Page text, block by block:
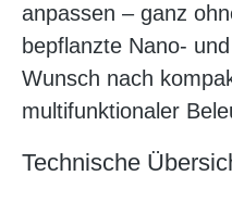
anpassen – ganz
bepflanzte Nano-
Wunsch nach
multifunktionaler
Technische